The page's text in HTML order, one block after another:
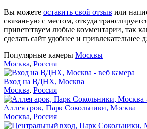
Вы можете оставить свой отзыв или
связанную с местом, откуда
приветствуем любые комментарии, так
сделать сайт удобнее и привлекательнее
Популярные камеры Москвы
Москва, Россия
Вход на ВДНХ, Москва
Москва, Россия
Аллея арок, Парк Сокольники, Москва
Москва, Россия